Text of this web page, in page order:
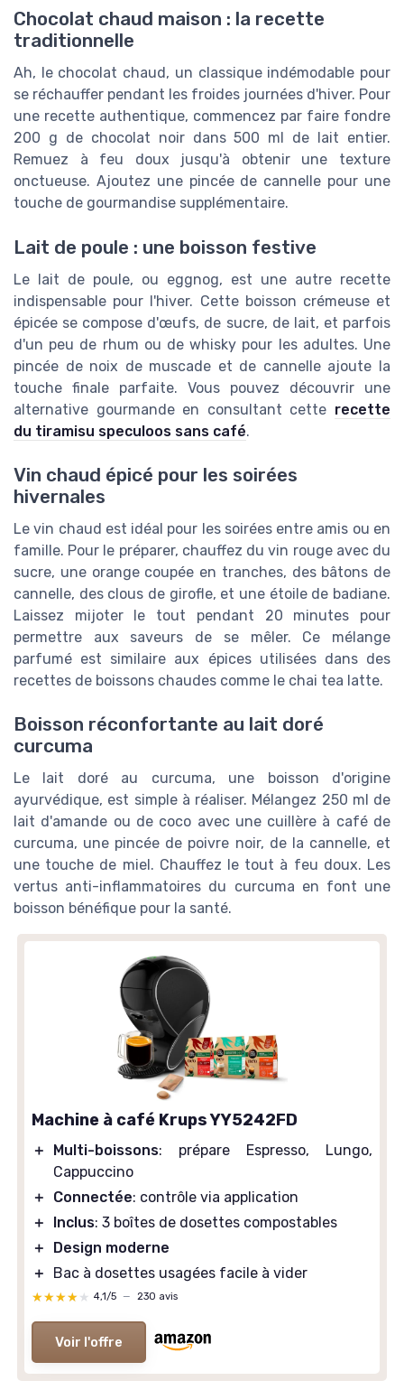
Chocolat chaud maison : la recette
traditionnelle
Ah, le chocolat chaud, un classique indémodable pour
se réchauffer pendant les froides journées d'hiver. Pour
une recette authentique, commencez par faire fondre
200 g de chocolat noir dans 500 ml de lait entier.
Remuez à feu doux jusqu'à obtenir une texture
onctueuse. Ajoutez une pincée de cannelle pour une
touche de gourmandise supplémentaire.
Lait de poule : une boisson festive
Le lait de poule, ou eggnog, est une autre recette
indispensable pour l'hiver. Cette boisson crémeuse et
épicée se compose d'œufs, de sucre, de lait, et parfois
d'un peu de rhum ou de whisky pour les adultes. Une
pincée de noix de muscade et de cannelle ajoute la
touche finale parfaite. Vous pouvez découvrir une
alternative gourmande en consultant cette recette
du tiramisu speculoos sans café.
Vin chaud épicé pour les soirées
hivernales
Le vin chaud est idéal pour les soirées entre amis ou en
famille. Pour le préparer, chauffez du vin rouge avec du
sucre, une orange coupée en tranches, des bâtons de
cannelle, des clous de girofle, et une étoile de badiane.
Laissez mijoter le tout pendant 20 minutes pour
permettre aux saveurs de se mêler. Ce mélange
parfumé est similaire aux épices utilisées dans des
recettes de boissons chaudes comme le chai tea latte.
Boisson réconfortante au lait doré
curcuma
Le lait doré au curcuma, une boisson d'origine
ayurvédique, est simple à réaliser. Mélangez 250 ml de
lait d'amande ou de coco avec une cuillère à café de
curcuma, une pincée de poivre noir, de la cannelle, et
une touche de miel. Chauffez le tout à feu doux. Les
vertus anti-inflammatoires du curcuma en font une
boisson bénéfique pour la santé.
Machine à café Krups YY5242FD
＋ Multi-boissons: prépare Espresso, Lungo,
Cappuccino
＋
Connectée: contrôle via application
＋
Inclus: 3 boîtes de dosettes compostables
＋
Design moderne
＋
Bac à dosettes usagées facile à vider
★★★★★
★★★★★ 4,1/5 — 230 avis
Voir l'offre